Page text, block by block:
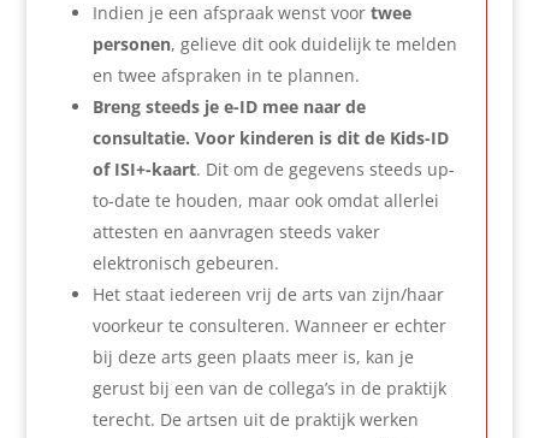
Indien je een afspraak wenst voor twee
personen, gelieve dit ook duidelijk te melden
en twee afspraken in te plannen.
Breng steeds je e-ID mee naar de
consultatie. Voor kinderen is dit de Kids-ID
of ISI+-kaart. Dit om de gegevens steeds up-
to-date te houden, maar ook omdat allerlei
attesten en aanvragen steeds vaker
elektronisch gebeuren.
Het staat iedereen vrij de arts van zijn/haar
voorkeur te consulteren. Wanneer er echter
bij deze arts geen plaats meer is, kan je
gerust bij een van de collega’s in de praktijk
terecht. De artsen uit de praktijk werken